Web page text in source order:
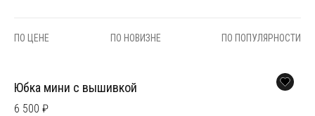
ПО ЦЕНЕ ПО НОВИЗНЕ ПО ПОПУЛЯРНОСТИ
Юбка мини с вышивкой
6 500 ₽